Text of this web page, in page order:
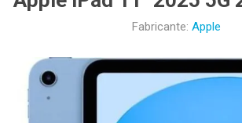
Fabricante: Apple